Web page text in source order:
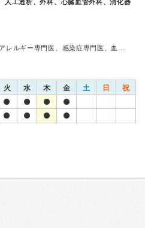
人工透析、外科、心臓血管外科、消化器
レルギー専門医、感染症専門医、血…
火 水 木 金 土 日 祝